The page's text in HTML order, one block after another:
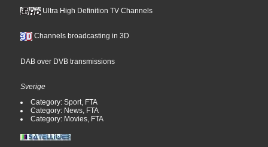
Ultra High Definition TV Channels
Channels broadcasting in 3D
DAB over DVB transmissions
Sverige
Category: Sport, FTA
Category: News, FTA
Category: Movies, FTA